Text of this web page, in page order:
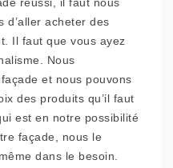
d’aller acheter des
Il faut que vous ayez
Nous
et nous pouvons
des produits qu’il faut
est en notre possibilité
façade, nous le
dans le besoin.